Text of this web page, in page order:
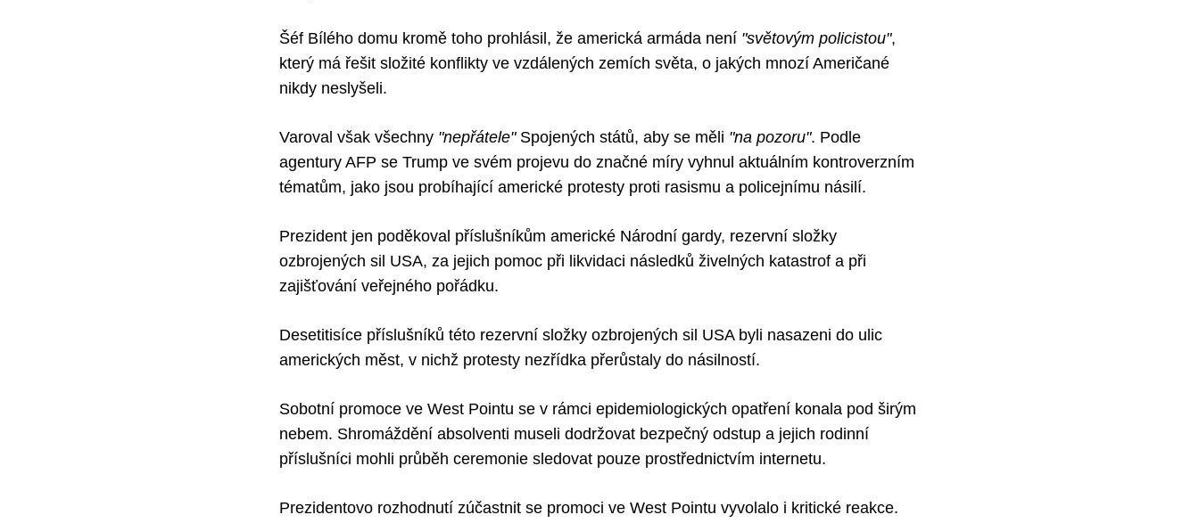
Šéf Bílého domu kromě toho prohlásil, že americká armáda není "světovým policistou",
který má řešit složité konflikty ve vzdálených zemích světa, o jakých mnozí Američané
nikdy neslyšeli.
Varoval však všechny "nepřátele" Spojených států, aby se měli "na pozoru". Podle
agentury AFP se Trump ve svém projevu do značné míry vyhnul aktuálním kontroverzním
tématům, jako jsou probíhající americké protesty proti rasismu a policejnímu násilí.
Prezident jen poděkoval příslušníkům americké Národní gardy, rezervní složky
ozbrojených sil USA, za jejich pomoc při likvidaci následků živelných katastrof a při
zajišťování veřejného pořádku.
Desetitisíce příslušníků této rezervní složky ozbrojených sil USA byli nasazeni do ulic
amerických měst, v nichž protesty nezřídka přerůstaly do násilností.
Sobotní promoce ve West Pointu se v rámci epidemiologických opatření konala pod širým
nebem. Shromáždění absolventi museli dodržovat bezpečný odstup a jejich rodinní
příslušníci mohli průběh ceremonie sledovat pouze prostřednictvím internetu.
Prezidentovo rozhodnutí zúčastnit se promoci ve West Pointu vyvolalo i kritické reakce.